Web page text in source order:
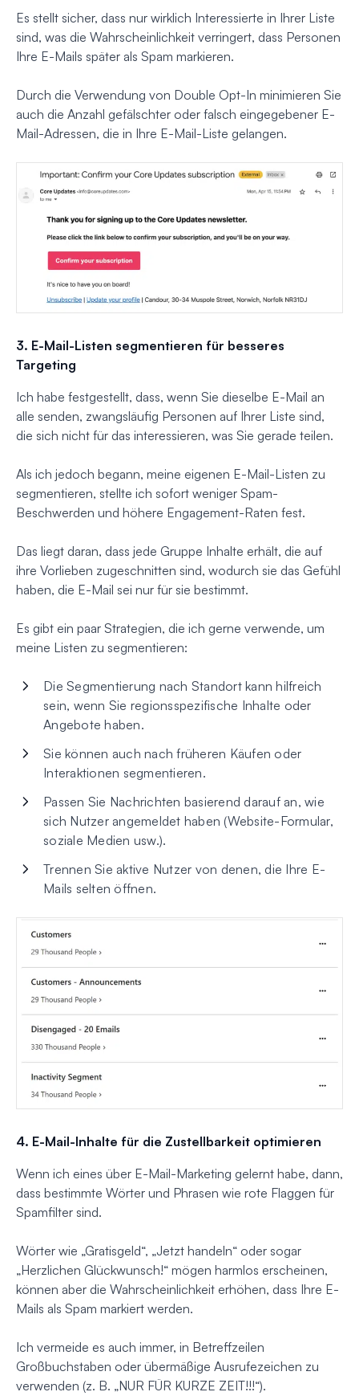
Es stellt sicher, dass nur wirklich Interessierte in Ihrer Liste
sind, was die Wahrscheinlichkeit verringert, dass Personen
Ihre E-Mails später als Spam markieren.
Durch die Verwendung von Double Opt-In minimieren Sie
auch die Anzahl gefälschter oder falsch eingegebener E-
Mail-Adressen, die in Ihre E-Mail-Liste gelangen.
3. E-Mail-Listen segmentieren für besseres
Targeting
Ich habe festgestellt, dass, wenn Sie dieselbe E-Mail an
alle senden, zwangsläufig Personen auf Ihrer Liste sind,
die sich nicht für das interessieren, was Sie gerade teilen.
Als ich jedoch begann, meine eigenen E-Mail-Listen zu
segmentieren, stellte ich sofort weniger Spam-
Beschwerden und höhere Engagement-Raten fest.
Das liegt daran, dass jede Gruppe Inhalte erhält, die auf
ihre Vorlieben zugeschnitten sind, wodurch sie das Gefühl
haben, die E-Mail sei nur für sie bestimmt.
Es gibt ein paar Strategien, die ich gerne verwende, um
meine Listen zu segmentieren:
Die Segmentierung nach Standort kann hilfreich
sein, wenn Sie regionsspezifische Inhalte oder
Angebote haben.
Sie können auch nach früheren Käufen oder
Interaktionen segmentieren.
Passen Sie Nachrichten basierend darauf an, wie
sich Nutzer angemeldet haben (Website-Formular,
soziale Medien usw.).
Trennen Sie aktive Nutzer von denen, die Ihre E-
Mails selten öffnen.
4. E-Mail-Inhalte für die Zustellbarkeit optimieren
Wenn ich eines über E-Mail-Marketing gelernt habe, dann,
dass bestimmte Wörter und Phrasen wie rote Flaggen für
Spamfilter sind.
Wörter wie „Gratisgeld“, „Jetzt handeln“ oder sogar
„Herzlichen Glückwunsch!“ mögen harmlos erscheinen,
können aber die Wahrscheinlichkeit erhöhen, dass Ihre E-
Mails als Spam markiert werden.
Ich vermeide es auch immer, in Betreffzeilen
Großbuchstaben oder übermäßige Ausrufezeichen zu
verwenden (z. B. „NUR FÜR KURZE ZEIT!!!“).